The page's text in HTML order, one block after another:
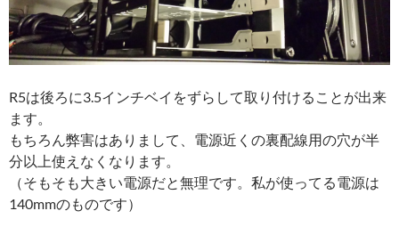
R5は後ろに3.5インチベイをずらして取り付けることが出来
ます。
もちろん弊害はありまして、電源近くの裏配線用の穴が半
分以上使えなくなります。
（そもそも大きい電源だと無理です。私が使ってる電源は
140mmのものです）